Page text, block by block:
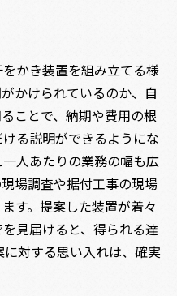
かき装置を組み立てる様
かけられているのか、自
ことで、納期や費用の根
る説明ができるようにな
人あたりの業務の幅も広
場調査や据付工事の現場
す。提案した装置が着々
見届けると、得られる達
対する思い入れは、確実